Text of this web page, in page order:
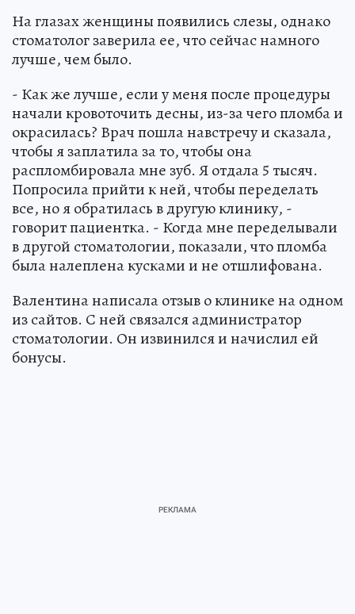
На глазах женщины появились слезы, однако
стоматолог заверила ее, что сейчас намного
лучше, чем было.
- Как же лучше, если у меня после процедуры
начали кровоточить десны, из-за чего пломба и
окрасилась? Врач пошла навстречу и сказала,
чтобы я заплатила за то, чтобы она
распломбировала мне зуб. Я отдала 5 тысяч.
Попросила прийти к ней, чтобы переделать
все, но я обратилась в другую клинику, -
говорит пациентка. - Когда мне переделывали
в другой стоматологии, показали, что пломба
была налеплена кусками и не отшлифована.
Валентина написала отзыв о клинике на одном
из сайтов. С ней связался администратор
стоматологии. Он извинился и начислил ей
бонусы.